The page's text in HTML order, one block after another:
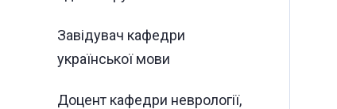
Завідувач кафедри
української мови
Доцент кафедри неврології,